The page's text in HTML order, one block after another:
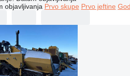
objavljivanja Prvo skupe Prvo jeftine